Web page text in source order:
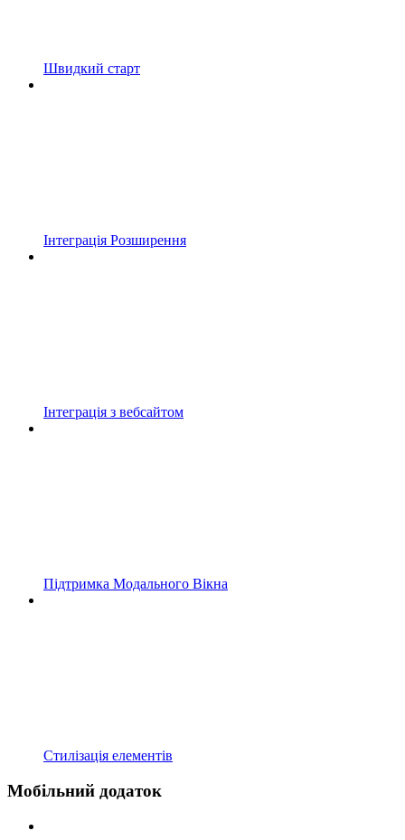
Швидкий старт
Інтеграція Розширення
Інтеграція з вебсайтом
Підтримка Модального Вікна
Стилізація елементів
Мобільний додаток